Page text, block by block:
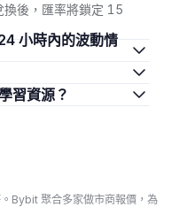
換後，匯率將鎖定 15
習資源？
Bybit 聚合多家做市商報價，為